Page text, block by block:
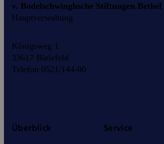
v. Bodelschwinghsche Stiftungen Bethel
Hauptverwaltung
Königsweg 1
33617 Bielefeld
Telefon 0521/144-00
Überblick
Service